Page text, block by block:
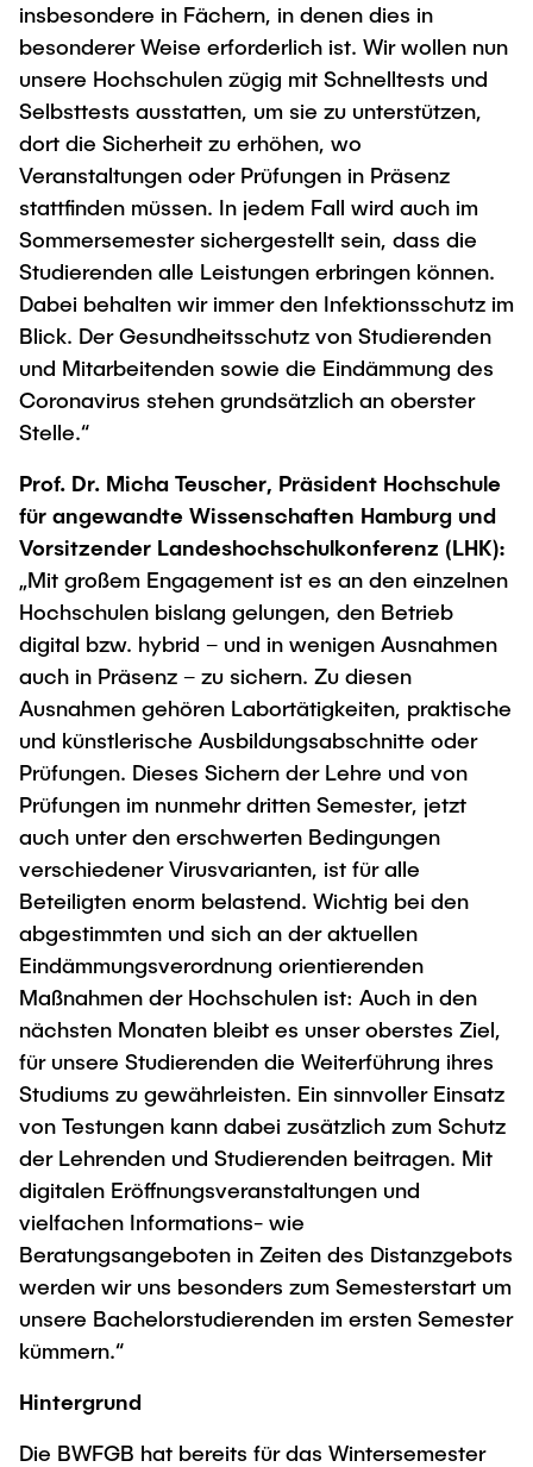
insbesondere in Fächern, in denen dies in
besonderer Weise erforderlich ist. Wir wollen nun
unsere Hochschulen zügig mit Schnelltests und
Selbsttests ausstatten, um sie zu unterstützen,
dort die Sicherheit zu erhöhen, wo
Veranstaltungen oder Prüfungen in Präsenz
stattfinden müssen. In jedem Fall wird auch im
Sommersemester sichergestellt sein, dass die
Studierenden alle Leistungen erbringen können.
Dabei behalten wir immer den Infektionsschutz im
Blick. Der Gesundheitsschutz von Studierenden
und Mitarbeitenden sowie die Eindämmung des
Coronavirus stehen grundsätzlich an oberster
Stelle.“
Prof. Dr. Micha Teuscher, Präsident Hochschule
für angewandte Wissenschaften Hamburg und
Vorsitzender Landeshochschulkonferenz (LHK):
„Mit großem Engagement ist es an den einzelnen
Hochschulen bislang gelungen, den Betrieb
digital bzw. hybrid – und in wenigen Ausnahmen
auch in Präsenz – zu sichern. Zu diesen
Ausnahmen gehören Labortätigkeiten, praktische
und künstlerische Ausbildungsabschnitte oder
Prüfungen. Dieses Sichern der Lehre und von
Prüfungen im nunmehr dritten Semester, jetzt
auch unter den erschwerten Bedingungen
verschiedener Virusvarianten, ist für alle
Beteiligten enorm belastend. Wichtig bei den
abgestimmten und sich an der aktuellen
Eindämmungsverordnung orientierenden
Maßnahmen der Hochschulen ist: Auch in den
nächsten Monaten bleibt es unser oberstes Ziel,
für unsere Studierenden die Weiterführung ihres
Studiums zu gewährleisten. Ein sinnvoller Einsatz
von Testungen kann dabei zusätzlich zum Schutz
der Lehrenden und Studierenden beitragen. Mit
digitalen Eröffnungsveranstaltungen und
vielfachen Informations- wie
Beratungsangeboten in Zeiten des Distanzgebots
werden wir uns besonders zum Semesterstart um
unsere Bachelorstudierenden im ersten Semester
kümmern.“
Hintergrund
Die BWFGB hat bereits für das Wintersemester